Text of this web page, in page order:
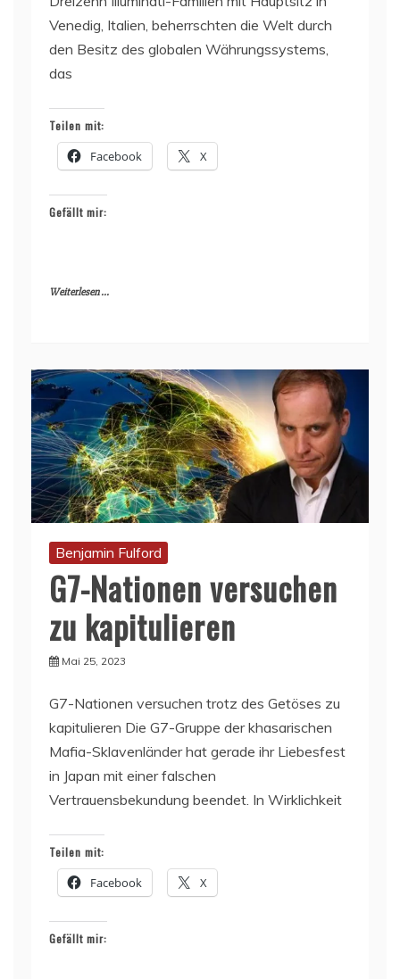
Venedig, Italien, beherrschten die Welt durch
den Besitz des globalen Währungssystems,
das
Teilen mit:
Facebook X
Gefällt mir:
Weiterlesen ...
Benjamin Fulford
G7-Nationen versuchen
zu kapitulieren
Mai 25, 2023
G7-Nationen versuchen trotz des Getöses zu
kapitulieren Die G7-Gruppe der khasarischen
Mafia-Sklavenländer hat gerade ihr Liebesfest
in Japan mit einer falschen
Vertrauensbekundung beendet. In Wirklichkeit
Teilen mit:
Facebook X
Gefällt mir: